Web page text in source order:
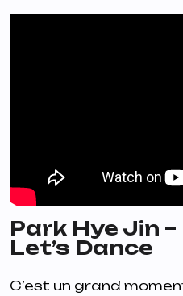
Park Hye Jin –
Let’s Dance
C’est un grand